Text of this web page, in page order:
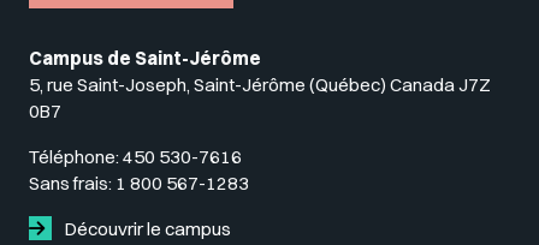
Campus de Saint-Jérôme
5, rue Saint-Joseph, Saint-Jérôme (Québec) Canada J7Z
0B7
Téléphone: 450 530-7616
Sans frais: 1 800 567-1283
Découvrir le campus